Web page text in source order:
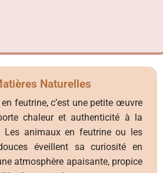
Naturelles
feutrine, c’est une petite œuvre
chaleur et authenticité à la
Les animaux en feutrine ou les
éveillent sa curiosité en
atmosphère apaisante, propice